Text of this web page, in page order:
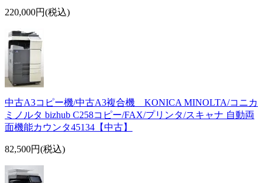
220,000円(税込)
中古A3コピー機/中古A3複合機 KONICA MINOLTA/コニカ
ミノルタ bizhub C258コピー/FAX/プリンタ/スキャナ 自動両
面機能カウンタ45134【中古】
82,500円(税込)